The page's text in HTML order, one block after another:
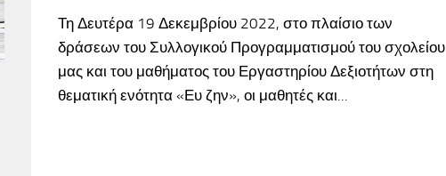
Τη Δευτέρα 19 Δεκεμβρίου 2022, στο πλαίσιο των
δράσεων του Συλλογικού Προγραμματισμού του σχολείου
μας και του μαθήματος του Εργαστηρίου Δεξιοτήτων στη
θεματική ενότητα «Ευ ζην», οι μαθητές και...